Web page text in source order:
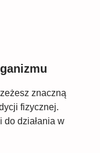
znaczną
fizycznej.
do działania w